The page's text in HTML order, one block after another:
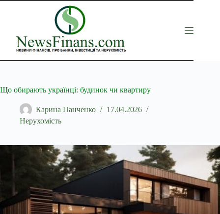
Перейти
Що обирають українці: будинок чи квартиру
Карина Панченко
17.04.2026
Нерухомість